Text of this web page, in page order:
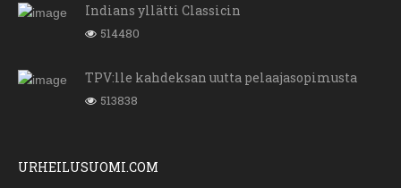
Indians yllätti Classicin
514480
TPV:lle kahdeksan uutta pelaajasopimusta
513838
URHEILUSUOMI.COM